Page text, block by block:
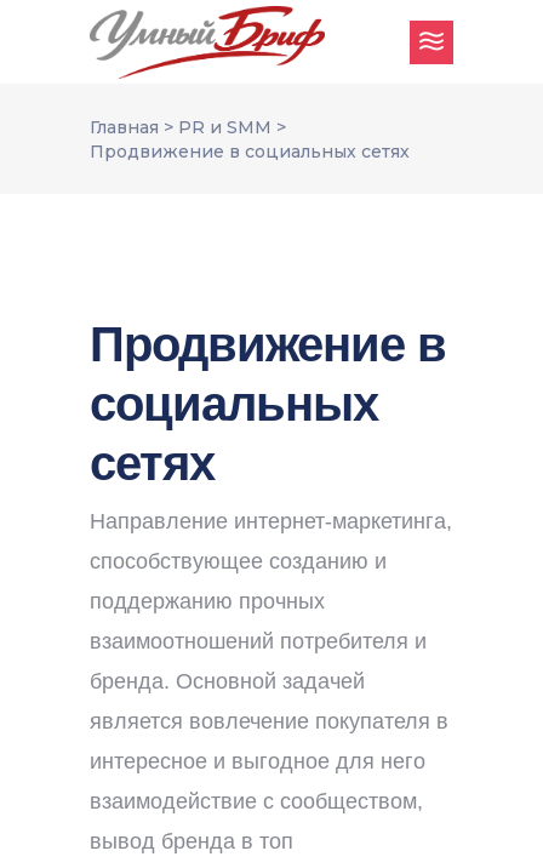
Главная > PR и SMM >
Продвижение в социальных сетях
Продвижение в
социальных
сетях
Направление интернет-маркетинга,
способствующее созданию и
поддержанию прочных
взаимоотношений потребителя и
бренда. Основной задачей
является вовлечение покупателя в
интересное и выгодное для него
взаимодействие с сообществом,
вывод бренда в топ